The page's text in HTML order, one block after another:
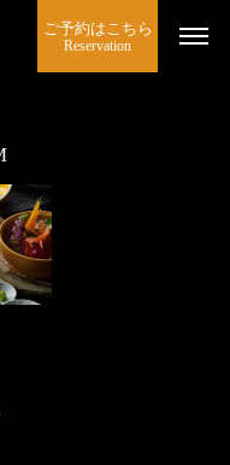
ご予約はこちら
Reservation